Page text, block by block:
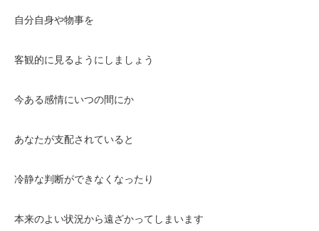
自分自身や物事を
客観的に見るようにしましょう
今ある感情にいつの間にか
あなたが支配されていると
冷静な判断ができなくなったり
本来のよい状況から遠ざかってしまいます